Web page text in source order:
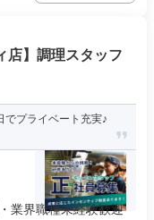
店】調理スタッフ
でプライベート充実♪
業界職種未経験歓迎